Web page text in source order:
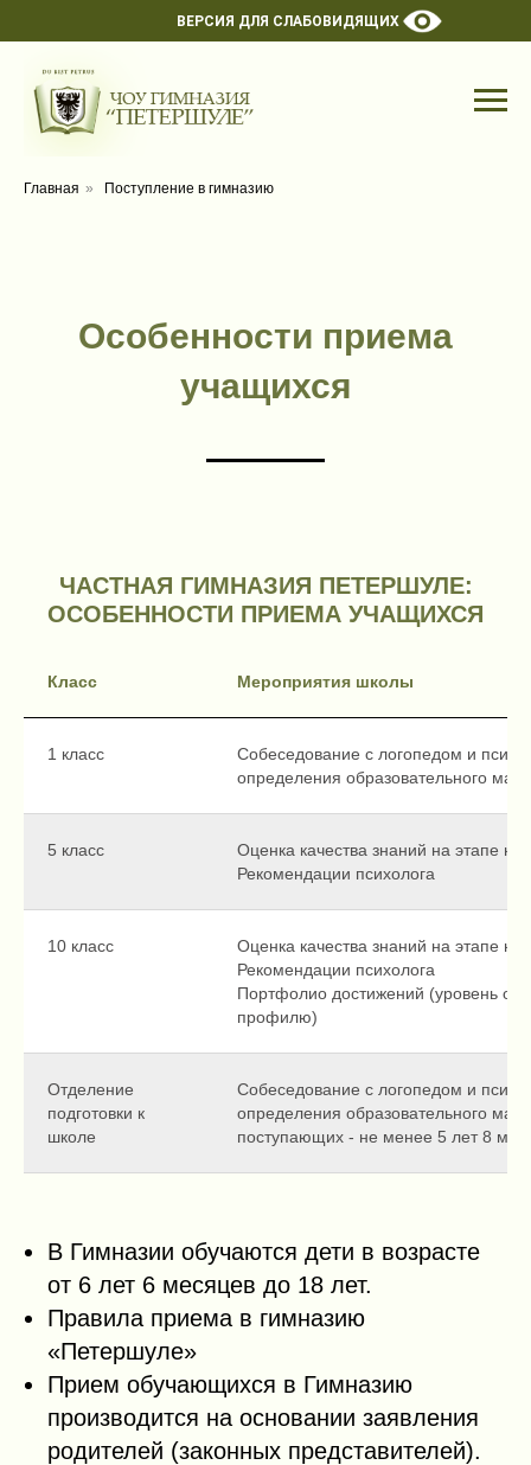
ВЕРСИЯ ДЛЯ СЛАБОВИДЯЩИХ
Главная » Поступление в гимназию
Особенности приема
учащихся
ЧАСТНАЯ ГИМНАЗИЯ ПЕТЕРШУЛЕ:
ОСОБЕННОСТИ ПРИЕМА УЧАЩИХСЯ
Класс Мероприятия школы
1 класс
Собеседование с логопедом и
определения образовательного
5 класс
Оценка качества знаний на этапе
Рекомендации психолога
10 класс
Оценка качества знаний на этапе
Рекомендации психолога
Портфолио достижений (уровень
профилю)
Отделение
подготовки к
школе
Собеседование с логопедом и
определения образовательного
поступающих - не менее 5 лет 8
В Гимназии обучаются дети в возрасте
от 6 лет 6 месяцев до 18 лет.
Правила приема в гимназию
«Петершуле»
Прием обучающихся в Гимназию
производится на основании заявления
родителей (законных представителей).